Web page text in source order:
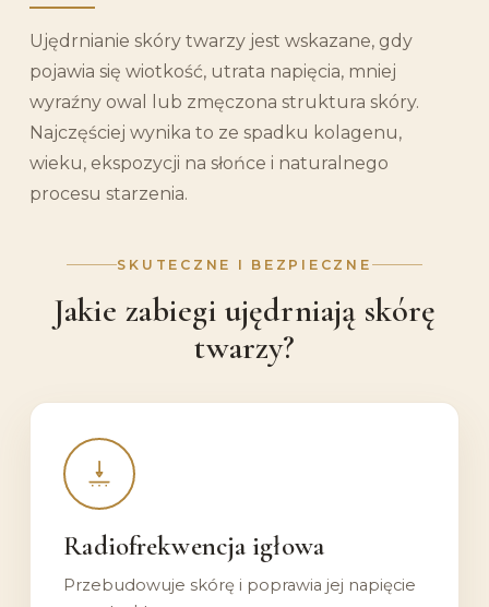
Ujędrnianie skóry twarzy jest wskazane, gdy
pojawia się wiotkość, utrata napięcia, mniej
wyraźny owal lub zmęczona struktura skóry.
Najczęściej wynika to ze spadku kolagenu,
wieku, ekspozycji na słońce i naturalnego
procesu starzenia.
SKUTECZNE I BEZPIECZNE
Jakie zabiegi ujędrniają skórę
twarzy?
Radiofrekwencja igłowa
Przebudowuje skórę i poprawia jej napięcie
Poznaj
zabieg:
Radiofrekwencja
igłowa